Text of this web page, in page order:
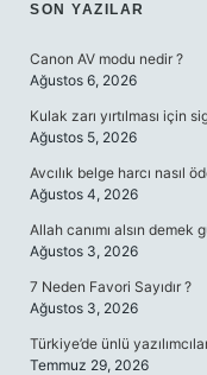
SON YAZILAR
Canon AV modu nedir ?
Ağustos 6, 2026
Kulak zarı yırtılması için
Ağustos 5, 2026
Avcılık belge harcı nasıl
Ağustos 4, 2026
Allah canımı alsın demek
Ağustos 3, 2026
7 Neden Favori Sayıdır ?
Ağustos 3, 2026
Türkiye’de ünlü
Temmuz 29, 2026